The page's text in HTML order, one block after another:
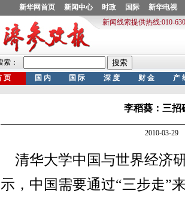
李稻葵：三招
2010-03-29
清华大学中国与世界经济
示，中国需要通过“三步走”